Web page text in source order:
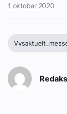
1 oktober 2020